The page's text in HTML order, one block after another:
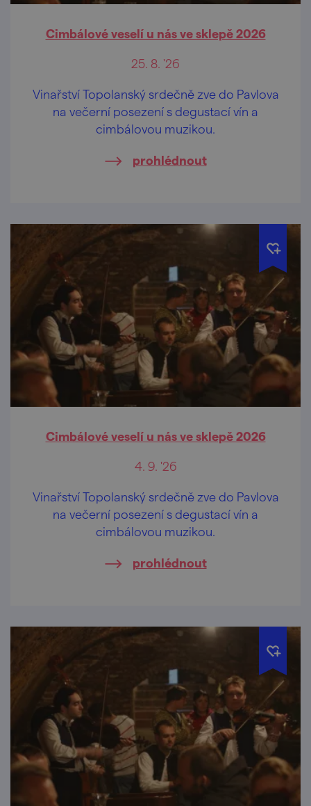
Cimbálové veselí u nás ve sklepě 2026
25. 8. '26
Vinařství Topolanský srdečně zve do Pavlova
na večerní posezení s degustací vín a
cimbálovou muzikou.
prohlédnout
Cimbálové veselí u nás ve sklepě 2026
4. 9. '26
Vinařství Topolanský srdečně zve do Pavlova
na večerní posezení s degustací vín a
cimbálovou muzikou.
prohlédnout